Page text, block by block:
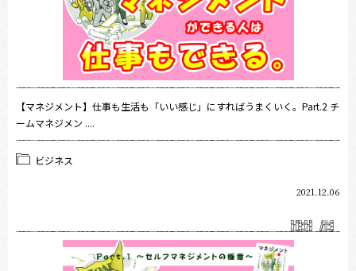
【マネジメント】仕事も生活も「いい感じ」にすればうまくいく。Part.2 チ
ームマネジメン ....
ビジネス
2021.12.06